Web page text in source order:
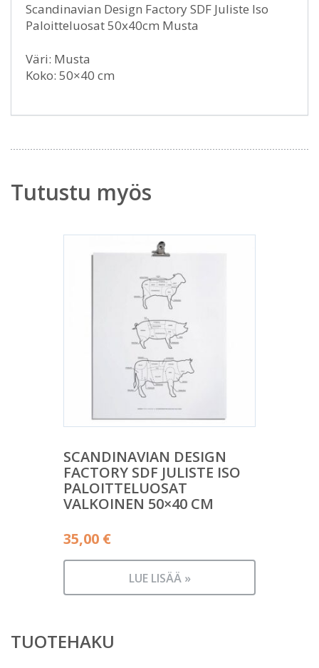
Scandinavian Design Factory SDF Juliste Iso
Paloitteluosat 50x40cm Musta
Väri: Musta
Koko: 50×40 cm
Tutustu myös
SCANDINAVIAN DESIGN
FACTORY SDF JULISTE ISO
PALOITTELUOSAT
VALKOINEN 50×40 CM
35,00 €
LUE LISÄÄ »
TUOTEHAKU